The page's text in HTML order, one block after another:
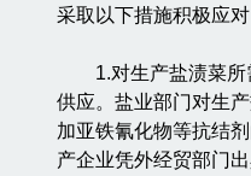
采取以下措施积极应对
1.对生产盐渍菜所
供应。盐业部门对生
加亚铁氰化物等抗结
产企业凭外经贸部门